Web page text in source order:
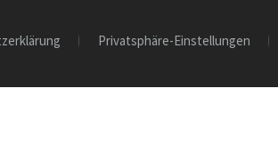
Privatsphäre-Einstellungen